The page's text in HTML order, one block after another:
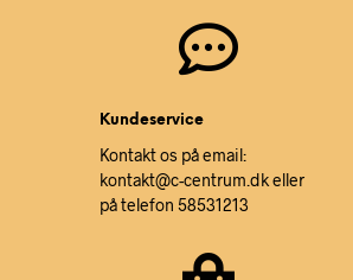
Kundeservice
Kontakt os på email:
kontakt@c-centrum.dk eller
på telefon 58531213